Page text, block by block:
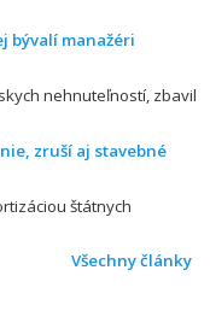
bývalí manažéri
nehnuteľností, zbavil
zruší aj stavebné
štátnych
Všechny články